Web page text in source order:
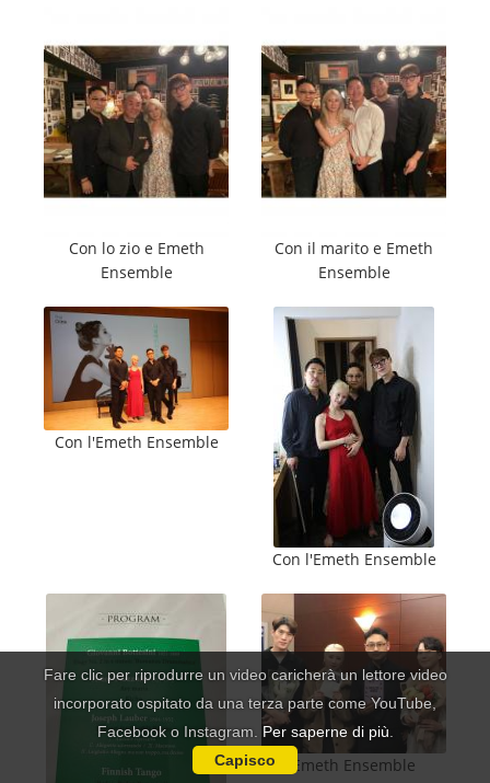
Con lo zio e Emeth
Ensemble
Con il marito e Emeth
Ensemble
Con l'Emeth Ensemble
Con l'Emeth Ensemble
Emeth Ensemble
Fare clic per riprodurre un video caricherà un lettore video
incorporato ospitato da una terza parte come YouTube,
Facebook o Instagram. Per saperne di più
Capisco